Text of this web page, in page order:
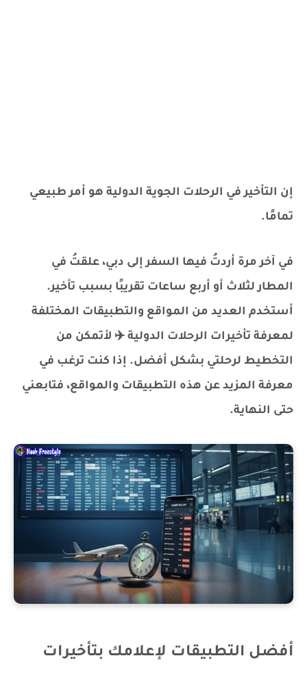
إن التأخير في الرحلات الجوية الدولية هو أمر طبيعي
تمامًا.
في آخر مرة أردتُ فيها السفر إلى دبي، علقتُ في
المطار لثلاث أو أربع ساعات تقريبًا بسبب تأخير.
أستخدم العديد من المواقع والتطبيقات المختلفة
لمعرفة تأخيرات الرحلات الدولية ✈️ لأتمكن من
التخطيط لرحلتي بشكل أفضل. إذا كنت ترغب في
معرفة المزيد عن هذه التطبيقات والمواقع، فتابعني
حتى النهاية.
أفضل التطبيقات لإعلامك بتأخيرات